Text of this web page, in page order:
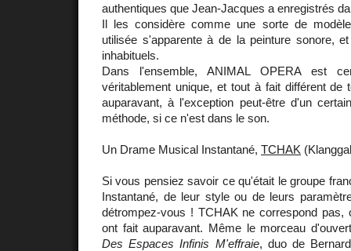
authentiques que Jean-Jacques a enregistrés
Il les considère comme une sorte de
utilisée s'apparente à de la peinture sonore,
inhabituels.
Dans l'ensemble, ANIMAL OPERA est
véritablement unique, et tout à fait différent de
auparavant, à l'exception peut-être d'un
méthode, si ce n'est dans le son.
Un Drame Musical Instantané, TCHAK
Si vous pensiez savoir ce qu'était le groupe
Instantané, de leur style ou de leurs
détrompez-vous ! TCHAK ne correspond
ont fait auparavant. Même le morceau
Des Espaces Infinis M'effraie, duo de